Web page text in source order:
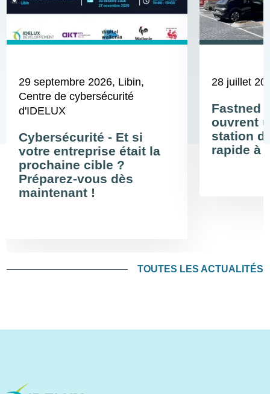
29 septembre 2026, Libin,
Centre de cybersécurité
d'IDELUX
Cybersécurité - Et si
votre entreprise était la
prochaine cible ?
Préparez-vous dès
maintenant !
28 juillet
Fastned
ouvrent
station
rapide à
TOUTES LES ACTUALITÉS
Image